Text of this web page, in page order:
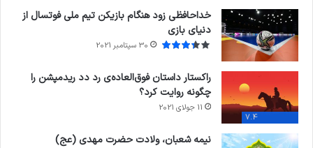
خداحافظی زود هنگام بازیکن تیم ملی فوتسال از
دنیای بازی
30 سپتامبر 2021
7.4
راکستار داستان فوق‌العاده‌ی رد دد ریدمپشن را
چگونه روایت کرد؟
11 جولای 2021
نیمه شعبان، ولادت حضرت مهدی (عج)